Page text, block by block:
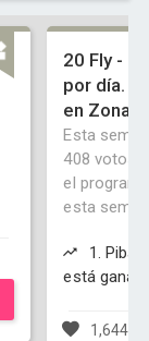
20 Fly -
por día.
en
Esta
408 votos.
el
esta
1. Piba
está
1,644